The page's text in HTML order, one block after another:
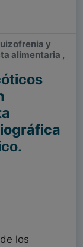
y
alimentaria ,
los